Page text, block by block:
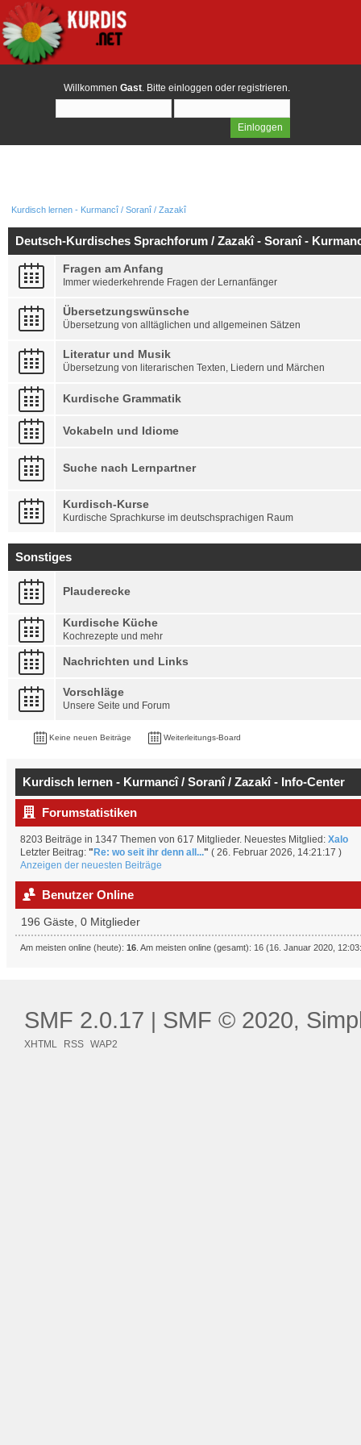
Willkommen Gast. Bitte einloggen oder registrieren.
Kurdisch lernen - Kurmancî / Soranî / Zazakî
Deutsch-Kurdisches Sprachforum / Zazakî - Soranî -
Fragen am Anfang
Immer wiederkehrende Fragen der Lernanfänger
Übersetzungswünsche
Übersetzung von alltäglichen und allgemeinen Sätzen
Literatur und Musik
Übersetzung von literarischen Texten, Liedern und Märchen
Kurdische Grammatik
Vokabeln und Idiome
Suche nach Lernpartner
Kurdisch-Kurse
Kurdische Sprachkurse im deutschsprachigen Raum
Sonstiges
Plauderecke
Kurdische Küche
Kochrezepte und mehr
Nachrichten und Links
Vorschläge
Unsere Seite und Forum
Keine neuen Beiträge Weiterleitungs-Board
Kurdisch lernen - Kurmancî / Soranî / Zazakî - Info-Center
Forumstatistiken
8203 Beiträge in 1347 Themen von 617 Mitglieder. Neuestes Mitglied:Xalo
Letzter Beitrag:"Re: wo seit ihr denn all..." ( 26. Februar 2026, 14:21:17 )
Anzeigen der neuesten Beiträge
Benutzer Online
196 Gäste, 0 Mitglieder
Am meisten online (heute): 16. Am meisten online (gesamt): 16 (16. Januar 2020,
SMF 2.0.17 SMF © 2020,
XHTML RSS WAP2